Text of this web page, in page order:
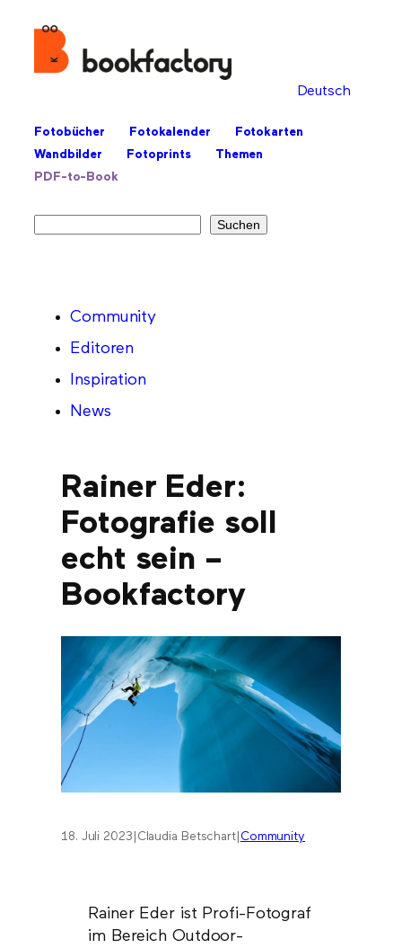
Deutsch
Fotobücher Fotokalender
Fotokarten
Wandbilder
Fotoprints
Themen
PDF-to-Book
Suchen
Community
Editoren
Inspiration
News
Rainer Eder:
Fotografie soll
echt sein –
Bookfactory
18. Juli 2023 Claudia Betschart| Community
Rainer Eder ist Profi-Fotograf
im Bereich Outdoor-